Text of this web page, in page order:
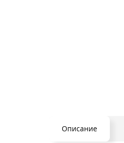
Описание